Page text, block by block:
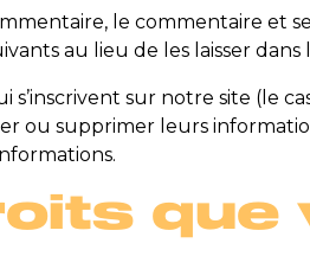
le commentaire
au lieu de les laisser
s’inscrivent sur notre site (le
ou supprimer leurs
que